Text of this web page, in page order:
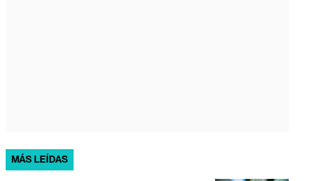
MÁS LEÍDAS